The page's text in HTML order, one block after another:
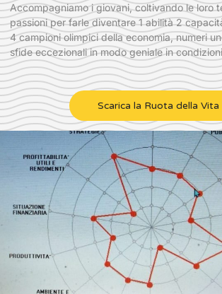
Accompagniamo i giovani, coltivando le loro
passioni per farle diventare 1 abilità 2
4 campioni olimpici della economia, numeri
sfide eccezionali in modo geniale in
Scarica la Ruota della Vita